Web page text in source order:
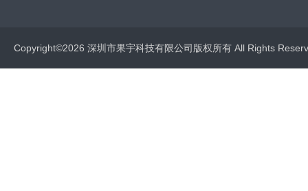
Copyright©2026 深圳市果宇科技有限公司版权所有 All Rights